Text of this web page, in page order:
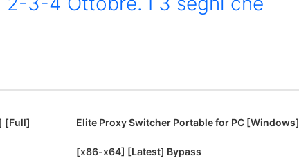
[Full] Elite Proxy Switcher Portable for PC [Windows]
[x86-x64] [Latest] Bypass